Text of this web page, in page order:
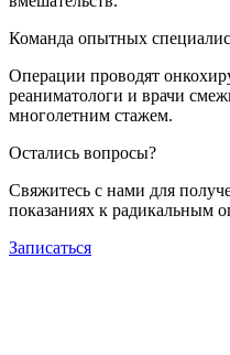
Команда опытных
Операции проводят
реаниматологи и врачи
многолетним стажем.
Остались вопросы?
Свяжитесь с нами для
показаниях к радикальным
Записаться